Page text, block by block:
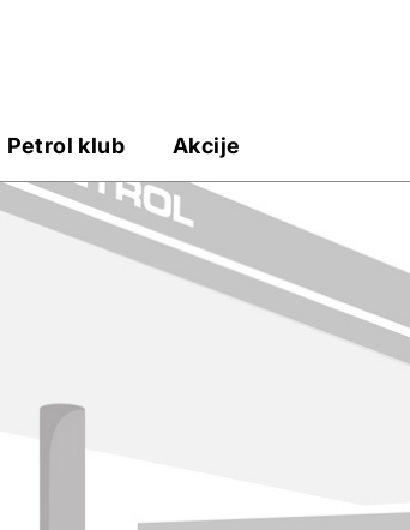
Petrol klub Akcije